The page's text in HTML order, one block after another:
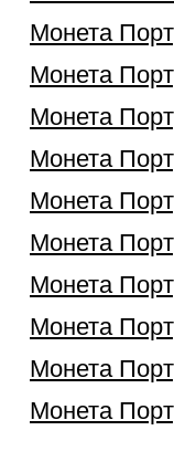
Монета
Монета
Монета
Монета
Монета
Монета
Монета
Монета
Монета
Монета